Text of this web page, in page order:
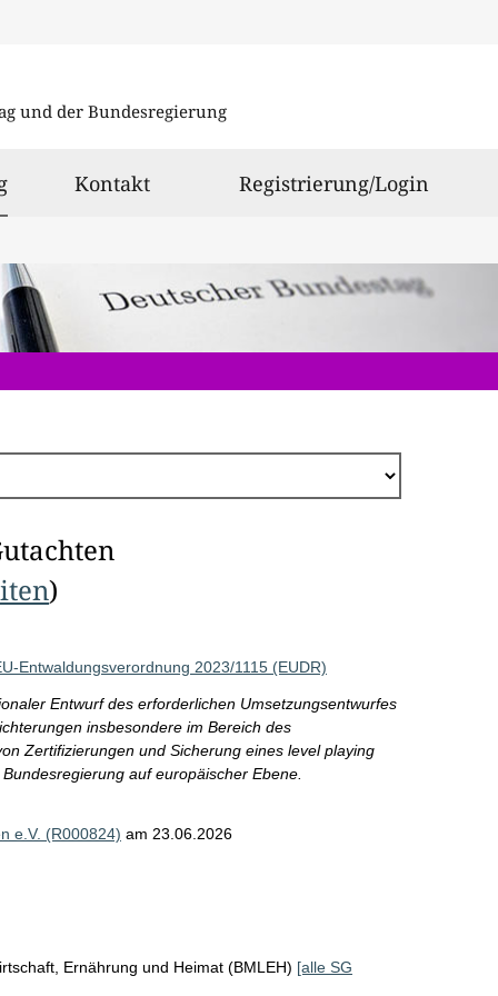
und der Bundesregierung
ausgewählt
Kontakt Registrierung/Login
)
Entwaldungsverordnung 2023/1115 (EUDR)
Entwurf des erforderlichen Umsetzungsentwurfes
insbesondere im Bereich des
Zertifizierungen und Sicherung eines level playing
auf europäischer Ebene.
e.V. (R000824) am 23.06.2026
Ernährung und Heimat (BMLEH) [alle SG